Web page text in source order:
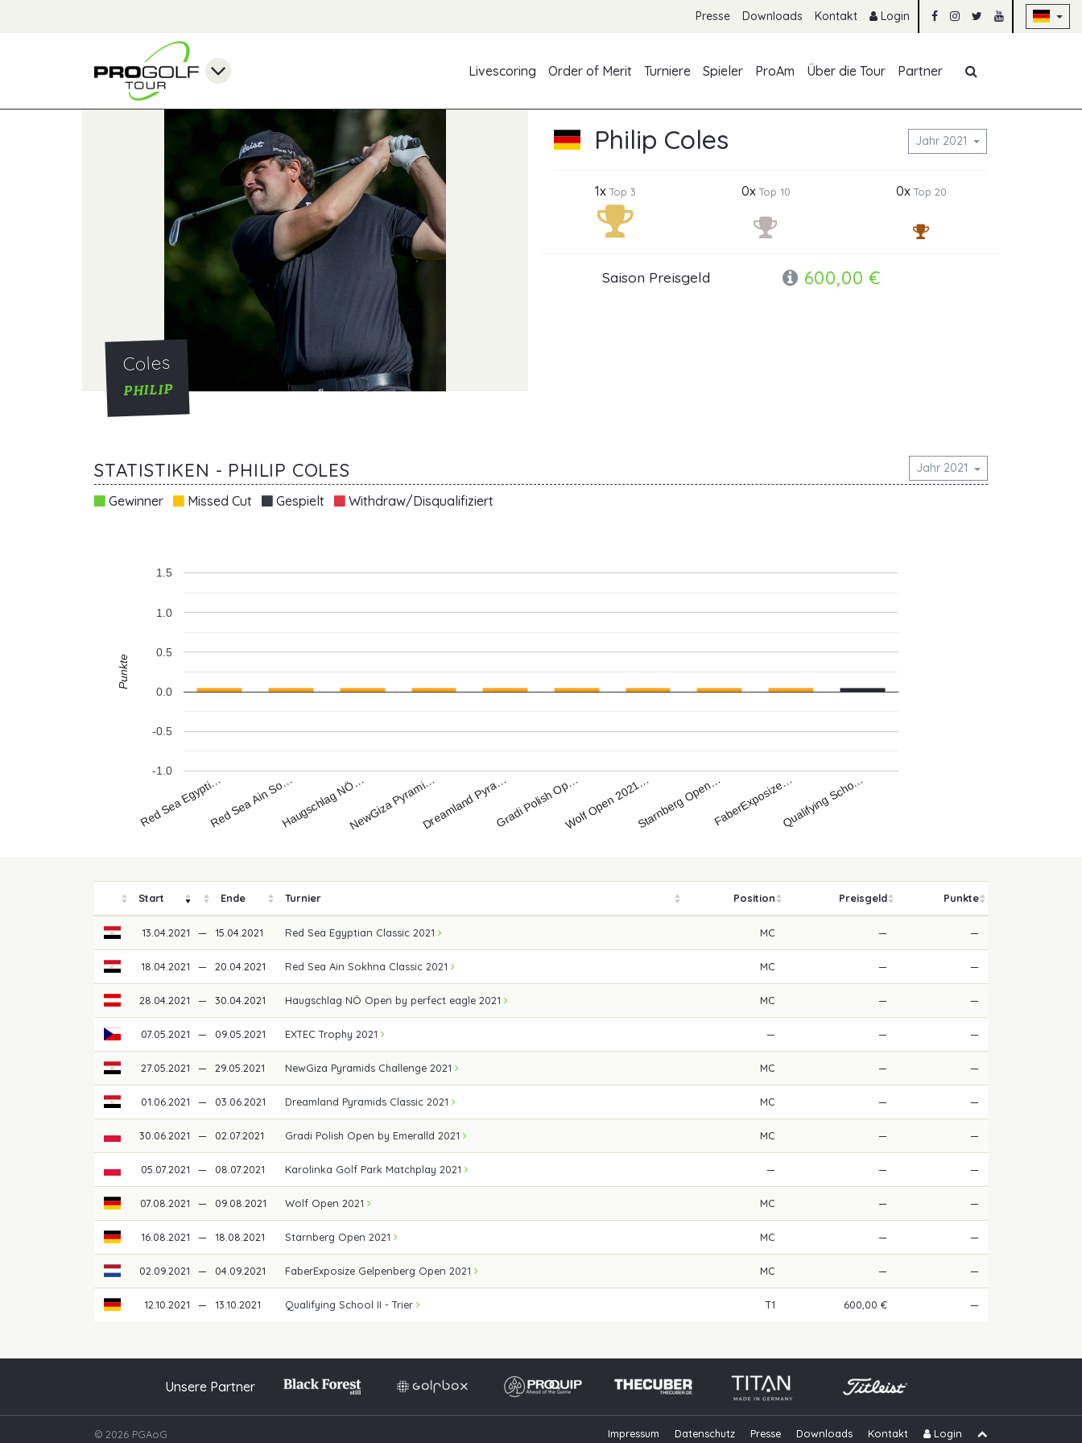
Presse Downloads Kontakt Login
Livescoring
Order of Merit Turniere Spieler ProAm Über die Tour Partner
Coles
PHILIP
Philip Coles Jahr 2021
1xTop 3 0xTop 10 0xTop 20
Saison Preisgeld 600,00 €
STATISTIKEN - PHILIP COLES Jahr 2021
Gewinner Missed Cut Gespielt Withdraw/Disqualifiziert
Red Sea Egypti…Red Sea Ain So…Haugschlag NÖ…NewGiza Pyrami…Dreamland Pyra…Gradi Polish Op…Wolf Open 2021…Starnberg Open…FaberExposize…Qualifying Scho…
-1.0
-0.5
0.0
0.5
1.0
1.5
Punkte
Start Ende Turnier Position Preisgeld Punkte
13.04.2021 — 15.04.2021 Red Sea Egyptian Classic 2021 MC — —
18.04.2021 — 20.04.2021 Red Sea Ain Sokhna Classic 2021 MC — —
28.04.2021 — 30.04.2021 Haugschlag NÖ Open by perfect eagle 2021 MC — —
07.05.2021 — 09.05.2021 EXTEC Trophy 2021 — — —
27.05.2021 — 29.05.2021 NewGiza Pyramids Challenge 2021 MC — —
01.06.2021 — 03.06.2021 Dreamland Pyramids Classic 2021 MC — —
30.06.2021 — 02.07.2021 Gradi Polish Open by Emeralld 2021 MC — —
05.07.2021 — 08.07.2021 Karolinka Golf Park Matchplay 2021 — — —
07.08.2021 — 09.08.2021 Wolf Open 2021 MC — —
16.08.2021 — 18.08.2021 Starnberg Open 2021 MC — —
02.09.2021 — 04.09.2021 FaberExposize Gelpenberg Open 2021 MC — —
12.10.2021 — 13.10.2021 Qualifying School II - Trier T1 600,00 € —
Unsere Partner
© 2026 PGAoG Impressum Datenschutz Presse Downloads Kontakt Login